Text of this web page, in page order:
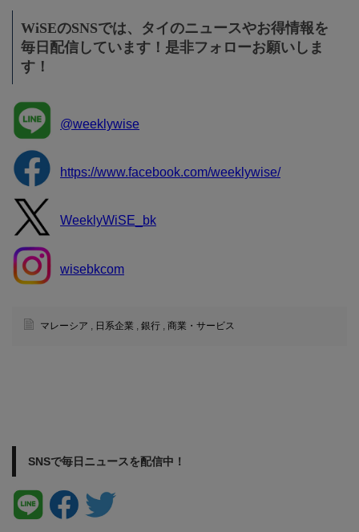
WiSEのSNSでは、タイのニュースやお得情報を
毎日配信しています！是非フォローお願いしま
す！
@weeklywise
https://www.facebook.com/weeklywise/
WeeklyWiSE_bk
wisebkcom
マレーシア 日系企業 銀行 商業・サービス
SNSで毎日ニュースを配信中！